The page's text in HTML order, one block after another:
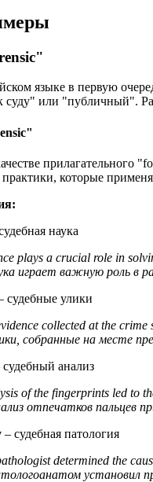
языке в первую
суду" или "публичный".
прилагательного
которые
наука
plays a crucial role in
играет важную роль в
судебные улики
collected at the
собранные на месте
судебный анализ
of the fingerprints led to
отпечатков пальцев
– судебная патология
determined the
установил